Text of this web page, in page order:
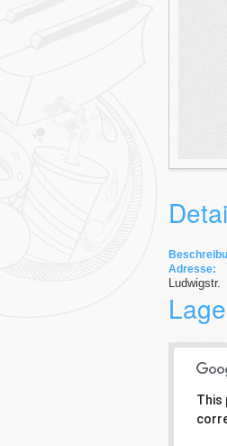
Adresse:
Ludwigstr.
This